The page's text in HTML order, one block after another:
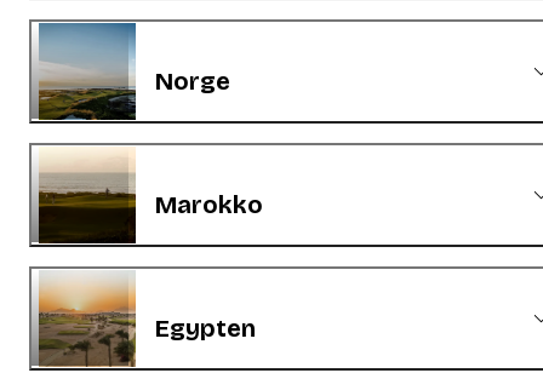
Norge
Marokko
Egypten